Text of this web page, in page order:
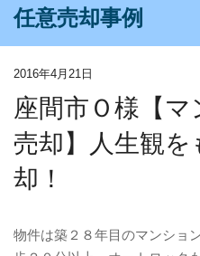
任意売却事例
2016年4月21日
座間市Ｏ様【
売却】人生観
却！
物件は築２８年目のマンショ